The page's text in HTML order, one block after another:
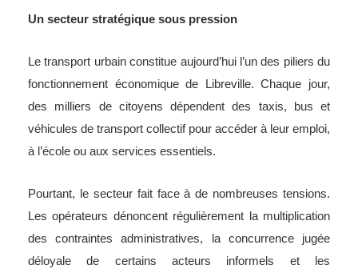
Un secteur stratégique sous pression
Le transport urbain constitue aujourd’hui l’un des piliers du
fonctionnement économique de Libreville. Chaque jour,
des milliers de citoyens dépendent des taxis, bus et
véhicules de transport collectif pour accéder à leur emploi,
à l’école ou aux services essentiels.
Pourtant, le secteur fait face à de nombreuses tensions.
Les opérateurs dénoncent régulièrement la multiplication
des contraintes administratives, la concurrence jugée
déloyale de certains acteurs informels et les